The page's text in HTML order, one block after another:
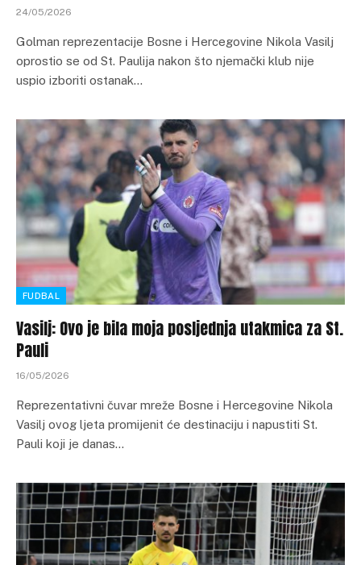
24/05/2026
Golman reprezentacije Bosne i Hercegovine Nikola Vasilj
oprostio se od St. Paulija nakon što njemački klub nije
uspio izboriti ostanak…
FUDBAL
Vasilj: Ovo je bila moja posljednja utakmica za St.
Pauli
16/05/2026
Reprezentativni čuvar mreže Bosne i Hercegovine Nikola
Vasilj ovog ljeta promijenit će destinaciju i napustiti St.
Pauli koji je danas…